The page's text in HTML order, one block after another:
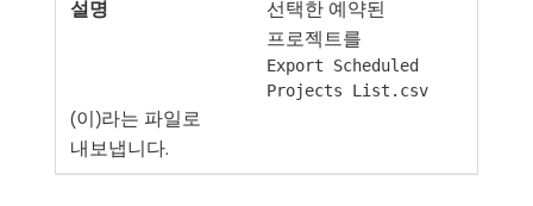
선택한 예약된
프로젝트를
Export Scheduled
Projects List.csv
(이)라는 파일로
내보냅니다.